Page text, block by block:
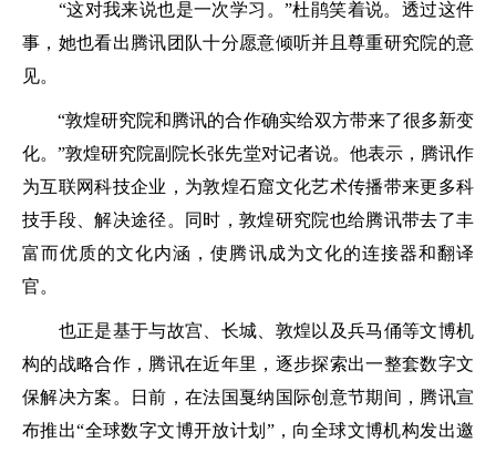
“这对我来说也是一次学习。”杜鹃笑着说。透过这件
事，她也看出腾讯团队十分愿意倾听并且尊重研究院的意
见。
“敦煌研究院和腾讯的合作确实给双方带来了很多新变
化。”敦煌研究院副院长张先堂对记者说。他表示，腾讯作
为互联网科技企业，为敦煌石窟文化艺术传播带来更多科
技手段、解决途径。同时，敦煌研究院也给腾讯带去了丰
富而优质的文化内涵，使腾讯成为文化的连接器和翻译
官。
也正是基于与故宫、长城、敦煌以及兵马俑等文博机
构的战略合作，腾讯在近年里，逐步探索出一整套数字文
保解决方案。日前，在法国戛纳国际创意节期间，腾讯宣
布推出“全球数字文博开放计划”，向全球文博机构发出邀